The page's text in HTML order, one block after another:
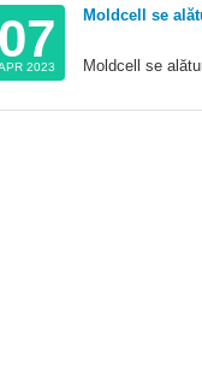
07
2023
Moldcell se
Moldcell se